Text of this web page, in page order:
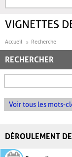
FORMULAIRE DE
VIGNETTES
Accueil Recherche
RECHERCHER
Voir tous les mots-
DÉROULEMENT